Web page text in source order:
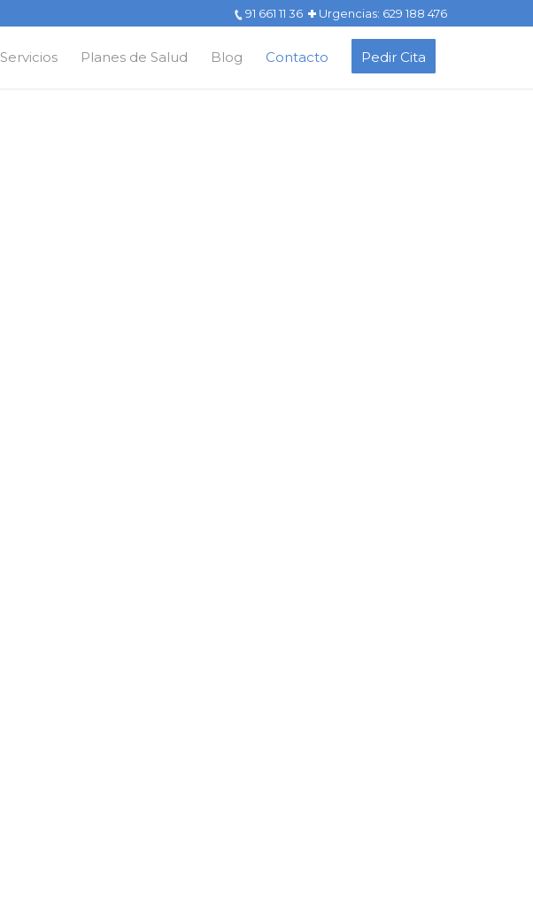
91 661 11 36 Urgencias: 629 188 476
Servicios Planes de Salud Blog Contacto Pedir Cita